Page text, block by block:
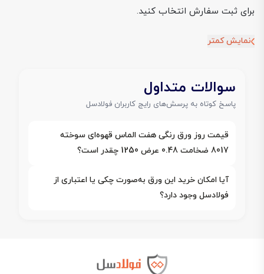
برای ثبت سفارش انتخاب کنید.
نمایش کمتر
سوالات متداول
پاسخ کوتاه به پرسش‌های رایج کاربران فولادسل
قیمت روز ورق رنگی هفت الماس قهوه‌ای سوخته
8017 ضخامت 0.48 عرض 1250 چقدر است؟
آیا امکان خرید این ورق به‌صورت چکی یا اعتباری از
فولادسل وجود دارد؟